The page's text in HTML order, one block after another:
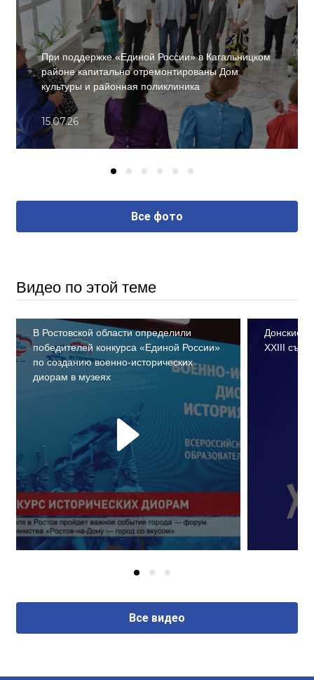
При поддержке «Единой России» в Кагальницком
районе капитально отремонтированы Дом
культуры и районная поликлиника
15.07.26
Все фото
Видео по этой теме
В Ростовской области определили
победителей конкурса «Единой России»
по созданию военно-исторических
диорам в музеях
Донские
XXIII
Все видео